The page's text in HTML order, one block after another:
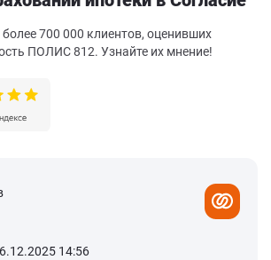
700 000 клиентов, оценивших
ПОЛИС 812. Узнайте их мнение!
14:56